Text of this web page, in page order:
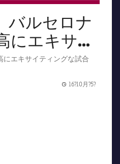
バルセロナ
にエキサイ
夜を生み出
にエキサイティングな試合
16?10月?5?